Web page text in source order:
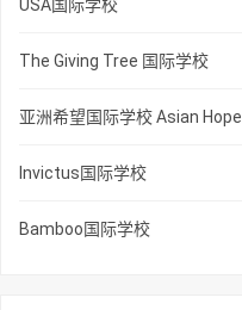
USA国际学校
The Giving Tree 国际学校
亚洲希望国际学校 Asian Hope
Invictus国际学校
Bamboo国际学校